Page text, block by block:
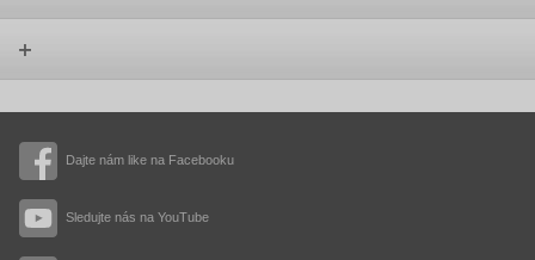
Dajte nám like na Facebooku
Sledujte nás na YouTube